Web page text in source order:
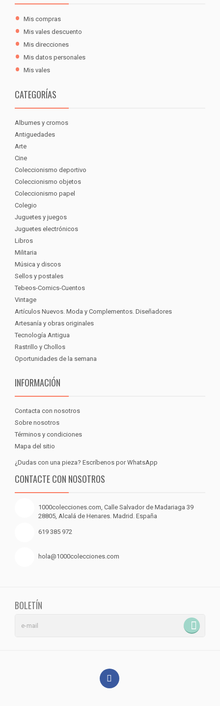
Mis compras
Mis vales descuento
Mis direcciones
Mis datos personales
Mis vales
CATEGORÍAS
Albumes y cromos
Antiguedades
Arte
Cine
Coleccionismo deportivo
Coleccionismo objetos
Coleccionismo papel
Colegio
Juguetes y juegos
Juguetes electrónicos
Libros
Militaria
Música y discos
Sellos y postales
Tebeos-Comics-Cuentos
Vintage
Artículos Nuevos. Moda y Complementos. Diseñadores
Artesanía y obras originales
Tecnología Antigua
Rastrillo y Chollos
Oportunidades de la semana
INFORMACIÓN
Contacta con nosotros
Sobre nosotros
Términos y condiciones
Mapa del sitio
¿Dudas con una pieza? Escríbenos por WhatsApp
CONTACTE CON NOSOTROS
1000colecciones.com, Calle Salvador de Madariaga 39
28805, Alcalá de Henares. Madrid. España
619 385 972
hola@1000colecciones.com
BOLETÍN